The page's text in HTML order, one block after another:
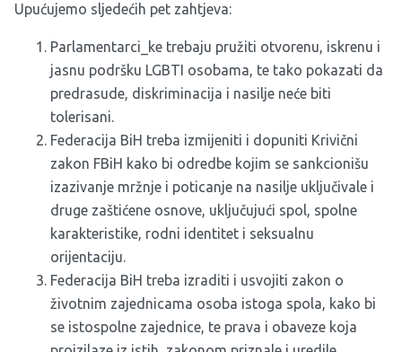
Upućujemo sljedećih pet zahtjeva:
Parlamentarci_ke trebaju pružiti otvorenu, iskrenu i
jasnu podršku LGBTI osobama, te tako pokazati da
predrasude, diskriminacija i nasilje neće biti
tolerisani.
Federacija BiH treba izmijeniti i dopuniti Krivični
zakon FBiH kako bi odredbe kojim se sankcionišu
izazivanje mržnje i poticanje na nasilje uključivale i
druge zaštićene osnove, uključujući spol, spolne
karakteristike, rodni identitet i seksualnu
orijentaciju.
Federacija BiH treba izraditi i usvojiti zakon o
životnim zajednicama osoba istoga spola, kako bi
se istospolne zajednice, te prava i obaveze koja